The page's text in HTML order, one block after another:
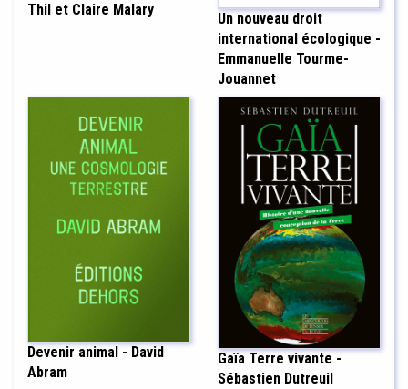
Thil et Claire Malary
Un nouveau droit
international écologique -
Emmanuelle Tourme-
Jouannet
Devenir animal - David
Abram
Gaïa Terre vivante -
Sébastien Dutreuil